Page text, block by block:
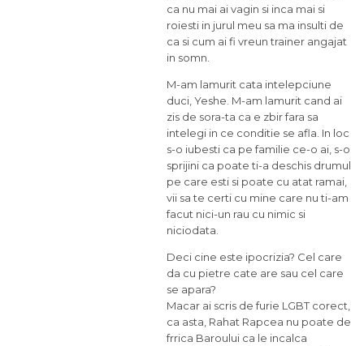
ca nu mai ai vagin si inca mai si
roiesti in jurul meu sa ma insulti de
ca si cum ai fi vreun trainer angajat
in somn.
M-am lamurit cata intelepciune
duci, Yeshe. M-am lamurit cand ai
zis de sora-ta ca e zbir fara sa
intelegi in ce conditie se afla. In loc
s-o iubesti ca pe familie ce-o ai, s-o
sprijini ca poate ti-a deschis drumul
pe care esti si poate cu atat ramai,
vii sa te certi cu mine care nu ti-am
facut nici-un rau cu nimic si
niciodata.
Deci cine este ipocrizia? Cel care
da cu pietre cate are sau cel care
se apara?
Macar ai scris de furie LGBT corect,
ca asta, Rahat Rapcea nu poate de
frrica Baroului ca le incalca